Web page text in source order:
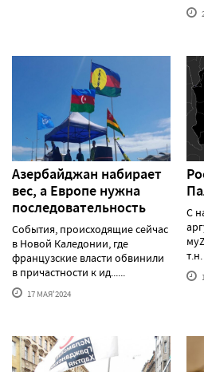
Азербайджан набирает
вес, а Европе нужна
последовательность
События, происходящие сейчас
в Новой Каледонии, где
французские власти обвинили
в причастности к ид......
17 МАЯ'2024
С